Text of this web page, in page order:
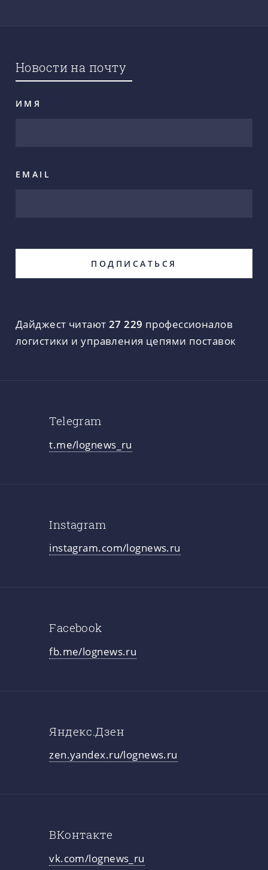
Новости на почту
ИМЯ
EMAIL
Дайджест читают 27 229 профессионалов
логистики и управления цепями поставок
Telegram
t.me/lognews_ru
Instagram
instagram.com/lognews.ru
Facebook
fb.me/lognews.ru
Яндекс.Дзен
zen.yandex.ru/lognews.ru
ВКонтакте
vk.com/lognews_ru